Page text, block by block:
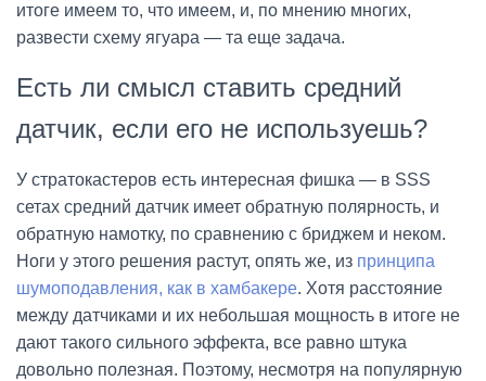
итоге имеем то, что имеем, и, по мнению многих,
развести схему ягуара — та еще задача.
Есть ли смысл ставить средний
датчик, если его не используешь?
У стратокастеров есть интересная фишка — в SSS
сетах средний датчик имеет обратную полярность, и
обратную намотку, по сравнению с бриджем и неком.
Ноги у этого решения растут, опять же, из принципа
шумоподавления, как в хамбакере. Хотя расстояние
между датчиками и их небольшая мощность в итоге не
дают такого сильного эффекта, все равно штука
довольно полезная. Поэтому, несмотря на популярную